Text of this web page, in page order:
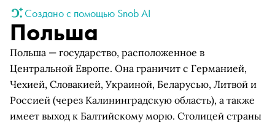
Создано с помощью Snob AI
Польша
Польша — государство, расположенное в
Центральной Европе. Она граничит с Германией,
Чехией, Словакией, Украиной, Беларусью, Литвой и
Россией (через Калининградскую область), а также
имеет выход к Балтийскому морю. Столицей страны